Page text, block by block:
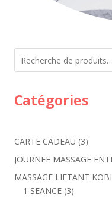
Catégories
CARTE CADEAU 33
JOURNEE MASSAGE
MASSAGE LIFTANT
1 SEANCE 33